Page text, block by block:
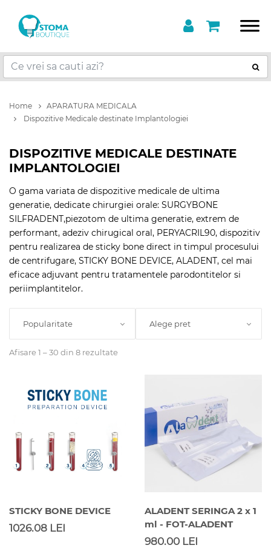
Home
APARATURA MEDICALA
Dispozitive Medicale destinate Implantologiei
DISPOZITIVE MEDICALE DESTINATE
IMPLANTOLOGIEI
O gama variata de dispozitive medicale de ultima
generatie, dedicate chirurgiei orale: SURGYBONE
SILFRADENT,piezotom de ultima generatie, extrem de
performant, adeziv chirugical oral, PERYACRIL90, dispozitiv
pentru realizarea de sticky bone direct in timpul procesului
de centrifugare, STICKY BONE DEVICE, ALADENT, cel mai
eficace adjuvant pentru tratamentele parodontitelor si
periimplantitelor.
Popularitate Alege pret
Afisare 1 – 30 din 8 rezultate
STICKY BONE DEVICE
1026.08 LEI
ALADENT SERINGA 2 x 1
ml - FOT-ALADENT
980.00 LEI